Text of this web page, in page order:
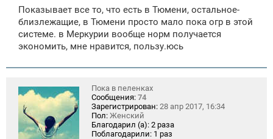
Показывает все то, что есть в Тюмени, остальное-
близлежащие, в Тюмени просто мало пока огр в этой
системе. в Меркурии вообще норм получается
экономить, мне нравится, пользу.юсь
Пока в пеленках
Сообщения: 74
Зарегистрирован: 28 апр 2017, 16:34
Пол: Женский
Благодарил (а): 2 раза
Поблагодарили: 1 раз